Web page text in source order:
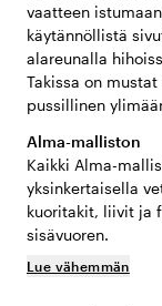
vaatteen
käytännöllistä
alareunalla
Takissa on
pussillinen
Alma-malliston
Kaikki Alma-
yksinkertaisella
kuoritakit, liivit ja
sisävuoren.
Lue vähemmän